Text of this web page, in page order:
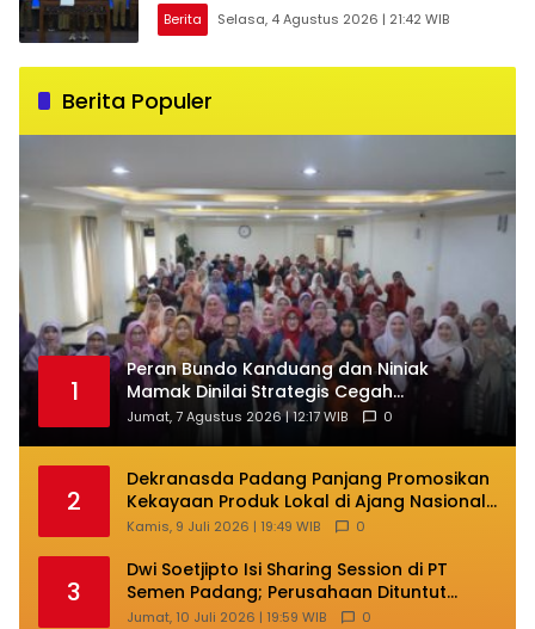
Berita Selasa, 4 Agustus 2026 | 21:42 WIB
Berita Populer
1
Peran Bundo Kanduang dan Niniak
Mamak Dinilai Strategis Cegah
Perkawinan Usia Anak
Jumat, 7 Agustus 2026 | 12:17 WIB 0
2
Dekranasda Padang Panjang Promosikan
Kekayaan Produk Lokal di Ajang Nasional
Makassar
Kamis, 9 Juli 2026 | 19:49 WIB 0
3
Dwi Soetjipto Isi Sharing Session di PT
Semen Padang; Perusahaan Dituntut
Lakukan Transformasi
Jumat, 10 Juli 2026 | 19:59 WIB 0